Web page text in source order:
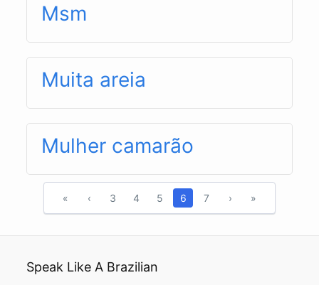
Msm
Muita areia
Mulher camarão
« ‹ 3 4 5 6 7 › »
Speak Like A Brazilian